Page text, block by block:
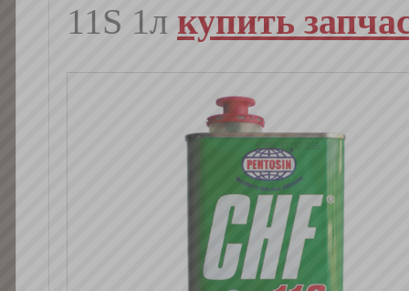
11S 1л купить